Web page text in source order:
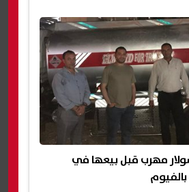
لتر سولار مهرب قبل بيعها في